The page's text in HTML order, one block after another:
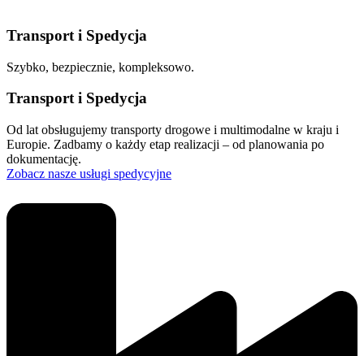
Transport i Spedycja
Szybko, bezpiecznie, kompleksowo.
Transport i Spedycja
Od lat obsługujemy transporty drogowe i multimodalne w kraju i
Europie. Zadbamy o każdy etap realizacji – od planowania po
dokumentację.
Zobacz nasze usługi spedycyjne